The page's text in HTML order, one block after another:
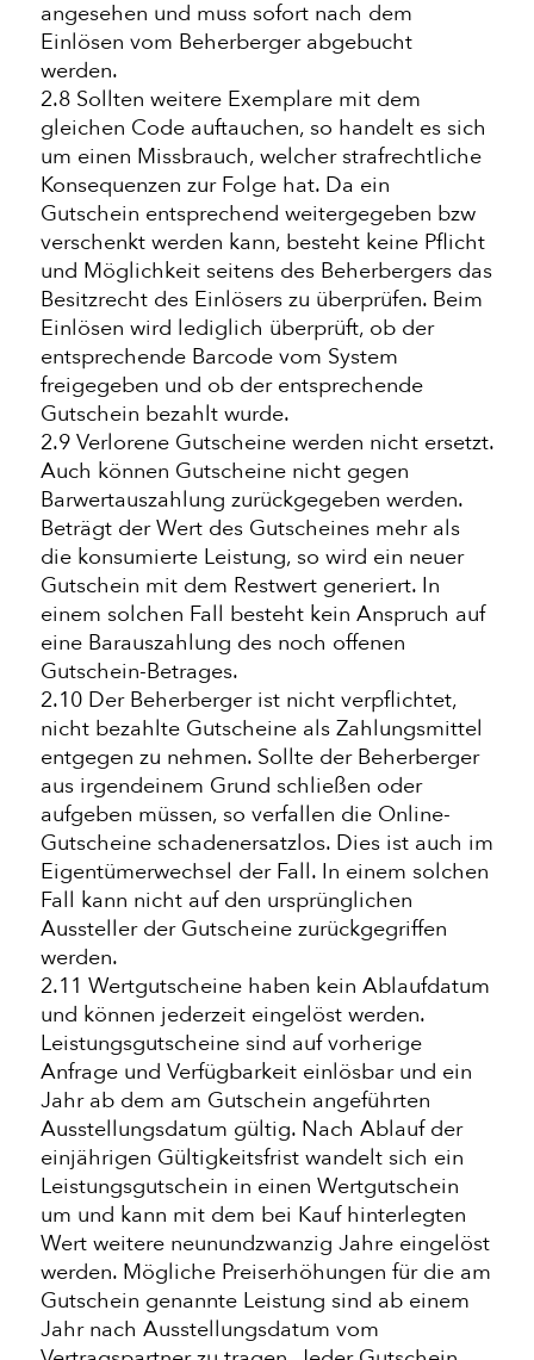
angesehen und muss sofort nach dem
Einlösen vom Beherberger abgebucht
werden.
2.8 Sollten weitere Exemplare mit dem
gleichen Code auftauchen, so handelt es sich
um einen Missbrauch, welcher strafrechtliche
Konsequenzen zur Folge hat. Da ein
Gutschein entsprechend weitergegeben bzw
verschenkt werden kann, besteht keine Pflicht
und Möglichkeit seitens des Beherbergers das
Besitzrecht des Einlösers zu überprüfen. Beim
Einlösen wird lediglich überprüft, ob der
entsprechende Barcode vom System
freigegeben und ob der entsprechende
Gutschein bezahlt wurde.
2.9 Verlorene Gutscheine werden nicht ersetzt.
Auch können Gutscheine nicht gegen
Barwertauszahlung zurückgegeben werden.
Beträgt der Wert des Gutscheines mehr als
die konsumierte Leistung, so wird ein neuer
Gutschein mit dem Restwert generiert. In
einem solchen Fall besteht kein Anspruch auf
eine Barauszahlung des noch offenen
Gutschein-Betrages.
2.10 Der Beherberger ist nicht verpflichtet,
nicht bezahlte Gutscheine als Zahlungsmittel
entgegen zu nehmen. Sollte der Beherberger
aus irgendeinem Grund schließen oder
aufgeben müssen, so verfallen die Online-
Gutscheine schadenersatzlos. Dies ist auch im
Eigentümerwechsel der Fall. In einem solchen
Fall kann nicht auf den ursprünglichen
Aussteller der Gutscheine zurückgegriffen
werden.
2.11 Wertgutscheine haben kein Ablaufdatum
und können jederzeit eingelöst werden.
Leistungsgutscheine sind auf vorherige
Anfrage und Verfügbarkeit einlösbar und ein
Jahr ab dem am Gutschein angeführten
Ausstellungsdatum gültig. Nach Ablauf der
einjährigen Gültigkeitsfrist wandelt sich ein
Leistungsgutschein in einen Wertgutschein
um und kann mit dem bei Kauf hinterlegten
Wert weitere neunundzwanzig Jahre eingelöst
werden. Mögliche Preiserhöhungen für die am
Gutschein genannte Leistung sind ab einem
Jahr nach Ausstellungsdatum vom